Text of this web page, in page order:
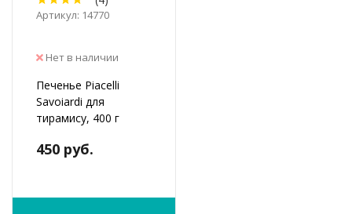
Артикул: 14770
Нет в наличии
Печенье Piacelli
Savoiardi для
тирамису, 400 г
450 руб.